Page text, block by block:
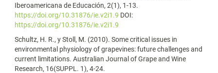
Iberoamericana de Educación, 2(1), 1-13.
https://doi.org/10.31876/ie.v2i1.9 DOI:
https://doi.org/10.31876/ie.v2i1.9
Schultz, H. R., y Stoll, M. (2010). Some critical issues in
environmental physiology of grapevines: future challenges and
current limitations. Australian Journal of Grape and Wine
Research, 16(SUPPL. 1), 4-24.